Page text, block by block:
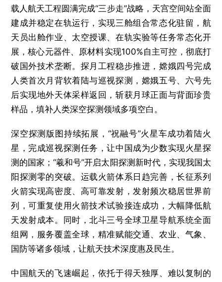
载人航天工程圆满完成“三步走”战略，天宫空间站全面
建成并稳定在轨运行，实现三舱组合常态化驻留，航
天员出舱作业、太空授课、在轨实验等任务常态化开
展，核心元器件、原材料实现100%自主可控，彻底打
破国外技术垄断。探月工程稳步推进，嫦娥四号完成
人类首次月背软着陆与巡视探测，嫦娥五号、六号先
后实现地外天体采样返回，斩获月球正面与背面珍贵
样品，填补人类深空探测领域多项空白。
深空探测版图持续拓展，“祝融号”火星车成功着陆火
星，完成巡视探测任务，让中国成为少数实现火星探
测的国家；“羲和号”开启太阳探测新时代，实现我国太
阳探测零的突破。运载火箭体系日趋完善，长征系列
火箭实现高密度、高可靠发射，发射频次稳居世界前
列，可重复使用火箭技术试验接连成功，大幅降低航
天发射成本。同时，北斗三号全球卫星导航系统全面
组网，服务覆盖全球，精准赋能交通、农业、气象、
国防等诸多领域，让航天技术深度惠及民生。
中国航天的飞速崛起，依托于得天独厚、难以复制的